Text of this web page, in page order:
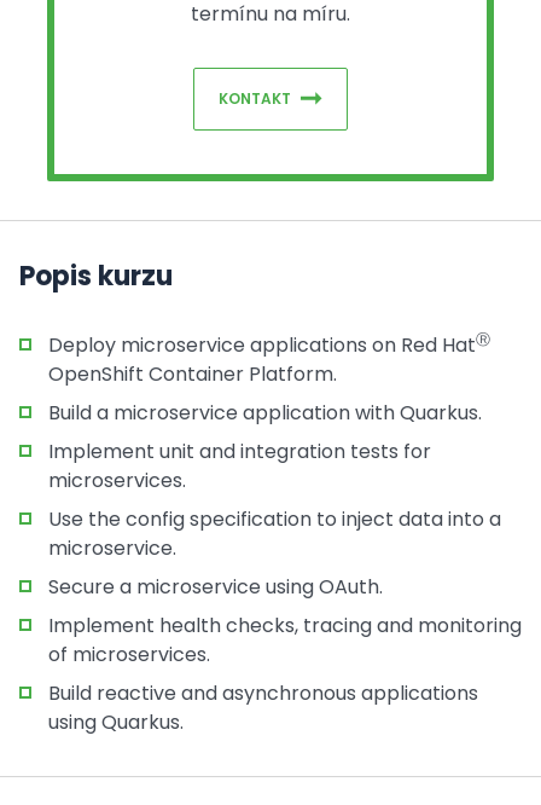
termínu na míru.
KONTAKT
Popis kurzu
Deploy microservice applications on Red HatⓇ
OpenShift Container Platform.
Build a microservice application with Quarkus.
Implement unit and integration tests for
microservices.
Use the config specification to inject data into a
microservice.
Secure a microservice using OAuth.
Implement health checks, tracing and monitoring
of microservices.
Build reactive and asynchronous applications
using Quarkus.